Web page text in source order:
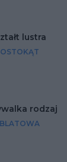
lustra
rodzaj